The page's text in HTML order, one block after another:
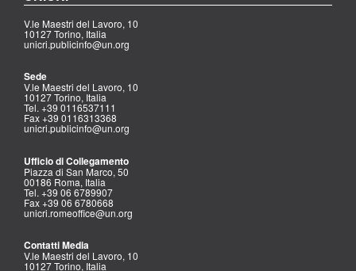
V.le Maestri del Lavoro, 10
10127 Torino, Italia
unicri.publicinfo@un.org
Sede
V.le Maestri del Lavoro, 10
10127 Torino, Italia
Tel. +39 0116537111
Fax +39 0116313368
unicri.publicinfo@un.org
Ufficio di Collegamento
Piazza di San Marco, 50
00186 Roma, Italia
Tel. +39 06 6789907
Fax +39 06 6780668
unicri.romeoffice@un.org
Contatti Media
V.le Maestri del Lavoro, 10
10127 Torino, Italia